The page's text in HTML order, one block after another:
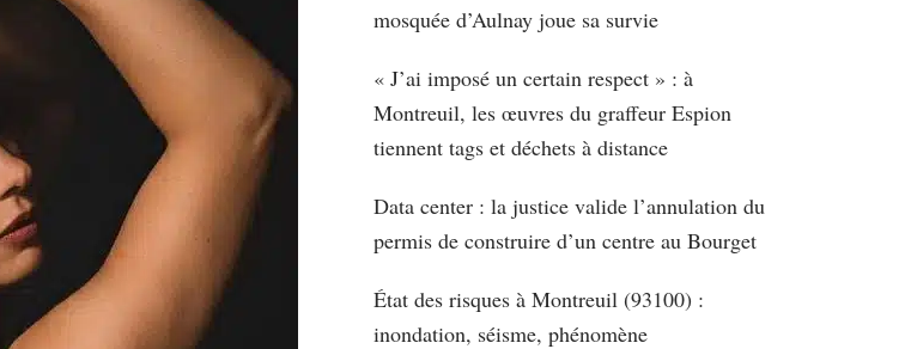
mosquée d’Aulnay joue sa survie
« J’ai imposé un certain respect » : à
Montreuil, les œuvres du graffeur Espion
tiennent tags et déchets à distance
Data center : la justice valide l’annulation du
permis de construire d’un centre au Bourget
État des risques à Montreuil (93100) :
inondation, séisme, phénomène